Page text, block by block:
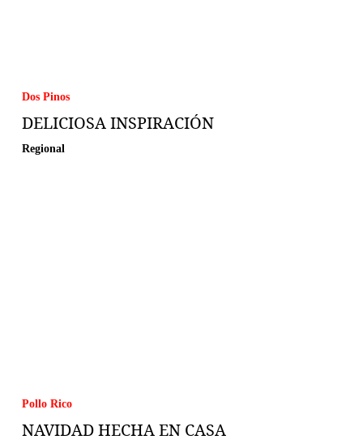
Dos Pinos
DELICIOSA INSPIRACIÓN
Regional
Pollo Rico
NAVIDAD HECHA EN CASA